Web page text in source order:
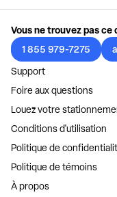
Vous ne trouvez pas ce
1 855 979-7275
Support
Foire aux questions
Louez votre
Conditions d'utilisation
Politique de
Politique de témoins
À propos